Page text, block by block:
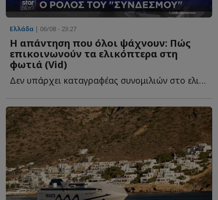
Ελλάδα | 06/08 - 23:27
Η απάντηση που όλοι ψάχνουν: Πώς
επικοινωνούν τα ελικόπτερα στη
φωτιά (Vid)
Δεν υπάρχει καταγραφέας συνομιλιών στο ελικόπτερο, α...